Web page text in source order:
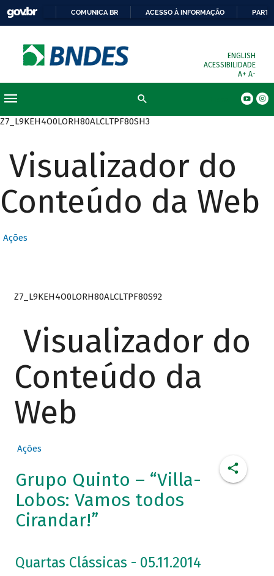
COMUNICA BR ACESSO À INFORMAÇÃO
ENGLISH
ACESSIBILIDADE
A+ A-
Z7_L9KEH4O0LORH80ALCLTPF80SH3
Visualizador do
Conteúdo da Web
Ações
Z7_L9KEH4O0LORH80ALCLTPF80S92
Visualizador do
Conteúdo da
Web
Ações
Grupo Quinto – “Villa-
Lobos: Vamos todos
Cirandar!”
Quartas Clássicas - 05.11.2014